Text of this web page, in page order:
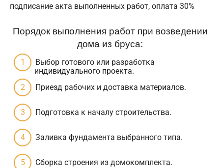
подписание акта выполненных работ, оплата 30%
Порядок выполнения работ при возведении
дома из бруса:
Выбор готового или разработка
индивидуального проекта.
Приезд рабочих и доставка материалов.
Подготовка к началу строительства.
Заливка фундамента выбранного типа.
Сборка строения из домокомплекта.